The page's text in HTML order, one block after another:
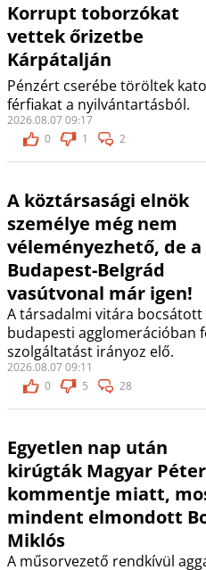
Korrupt toborzókat
vettek őrizetbe
Kárpátalján
Pénzért cserébe töröltek
férfiakat a nyilvántartásból.
2026.08.07 09:17
0
1 2
A köztársasági elnök
személye még nem
véleményezhető, de a
Budapest-Belgrád
vasútvonal már igen!
A társadalmi vitára
budapesti agglomerációban
szolgáltatást irányoz elő.
2026.08.07 09:11
0
5 28
Egyetlen nap után
kirúgták Magyar Péter
kommentje miatt,
mindent elmondott
Miklós
A műsorvezető rendkívül